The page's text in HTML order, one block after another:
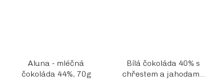
Aluna - mléčná
čokoláda 44%, 70g
Bílá čokoláda 40% s
chřestem a jahodami,